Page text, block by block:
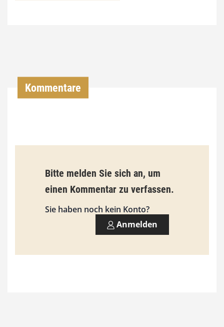
9
3
0
0
Kommentare
Bitte melden Sie sich an, um
einen Kommentar zu verfassen.
Sie haben noch kein Konto?
Anmelden